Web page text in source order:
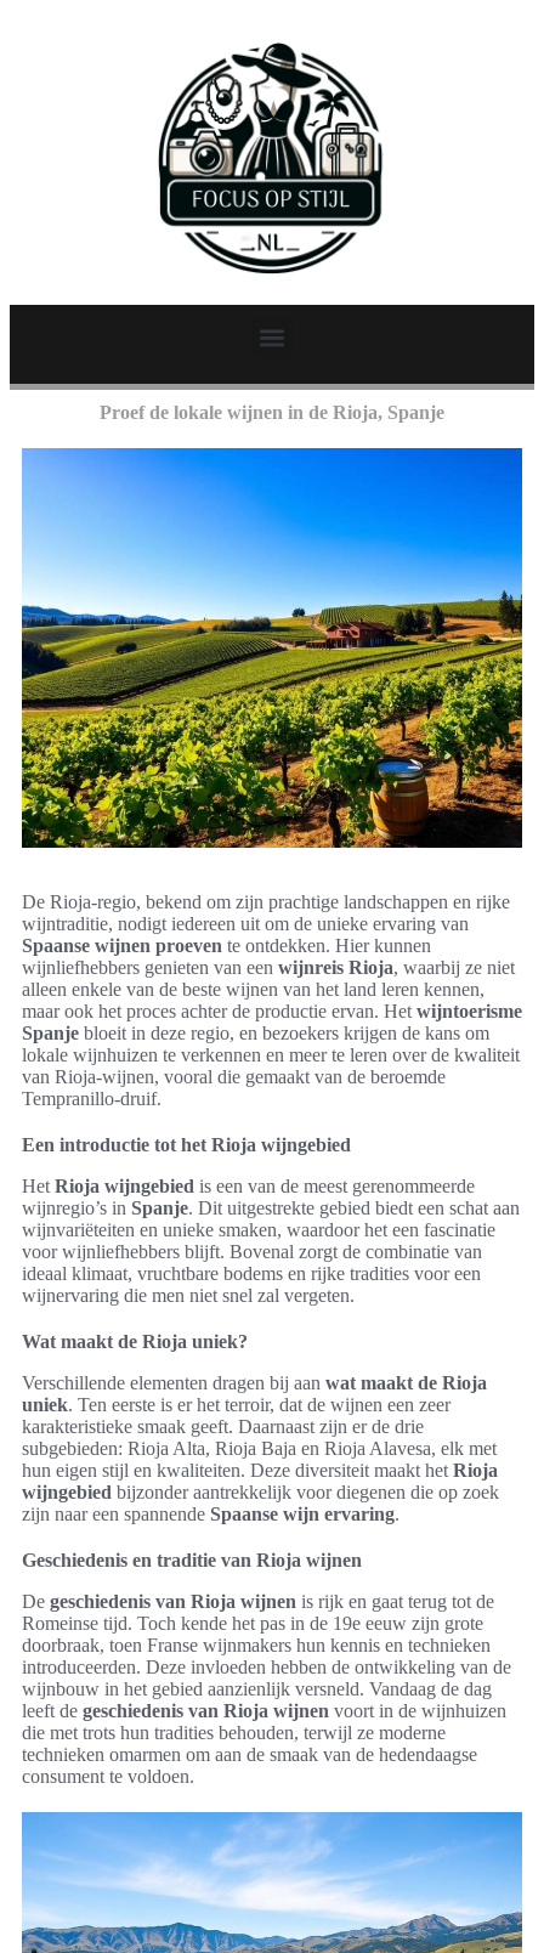
Proef de lokale wijnen in de Rioja, Spanje
De Rioja-regio, bekend om zijn prachtige landschappen en rijke
wijntraditie, nodigt iedereen uit om de unieke ervaring van
Spaanse wijnen proeven te ontdekken. Hier kunnen
wijnliefhebbers genieten van een wijnreis Rioja, waarbij ze niet
alleen enkele van de beste wijnen van het land leren kennen,
maar ook het proces achter de productie ervan. Het wijntoerisme
Spanje bloeit in deze regio, en bezoekers krijgen de kans om
lokale wijnhuizen te verkennen en meer te leren over de kwaliteit
van Rioja-wijnen, vooral die gemaakt van de beroemde
Tempranillo-druif.
Een introductie tot het Rioja wijngebied
Het Rioja wijngebied is een van de meest gerenommeerde
wijnregio’s in Spanje. Dit uitgestrekte gebied biedt een schat aan
wijnvariëteiten en unieke smaken, waardoor het een fascinatie
voor wijnliefhebbers blijft. Bovenal zorgt de combinatie van
ideaal klimaat, vruchtbare bodems en rijke tradities voor een
wijnervaring die men niet snel zal vergeten.
Wat maakt de Rioja uniek?
Verschillende elementen dragen bij aan wat maakt de Rioja
uniek. Ten eerste is er het terroir, dat de wijnen een zeer
karakteristieke smaak geeft. Daarnaast zijn er de drie
subgebieden: Rioja Alta, Rioja Baja en Rioja Alavesa, elk met
hun eigen stijl en kwaliteiten. Deze diversiteit maakt het Rioja
wijngebied bijzonder aantrekkelijk voor diegenen die op zoek
zijn naar een spannende Spaanse wijn ervaring.
Geschiedenis en traditie van Rioja wijnen
De geschiedenis van Rioja wijnen is rijk en gaat terug tot de
Romeinse tijd. Toch kende het pas in de 19e eeuw zijn grote
doorbraak, toen Franse wijnmakers hun kennis en technieken
introduceerden. Deze invloeden hebben de ontwikkeling van de
wijnbouw in het gebied aanzienlijk versneld. Vandaag de dag
leeft de geschiedenis van Rioja wijnen voort in de wijnhuizen
die met trots hun tradities behouden, terwijl ze moderne
technieken omarmen om aan de smaak van de hedendaagse
consument te voldoen.